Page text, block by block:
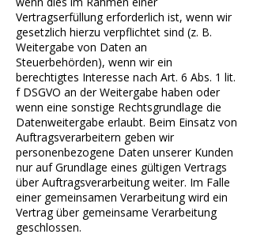
Vertragserfüllung erforderlich ist, wenn wir
gesetzlich hierzu verpflichtet sind (z. B.
Weitergabe von Daten an
Steuerbehörden), wenn wir ein
berechtigtes Interesse nach Art. 6 Abs. 1 lit.
f DSGVO an der Weitergabe haben oder
wenn eine sonstige Rechtsgrundlage die
Datenweitergabe erlaubt. Beim Einsatz von
Auftragsverarbeitern geben wir
personenbezogene Daten unserer Kunden
nur auf Grundlage eines gültigen Vertrags
über Auftragsverarbeitung weiter. Im Falle
einer gemeinsamen Verarbeitung wird ein
Vertrag über gemeinsame Verarbeitung
geschlossen.